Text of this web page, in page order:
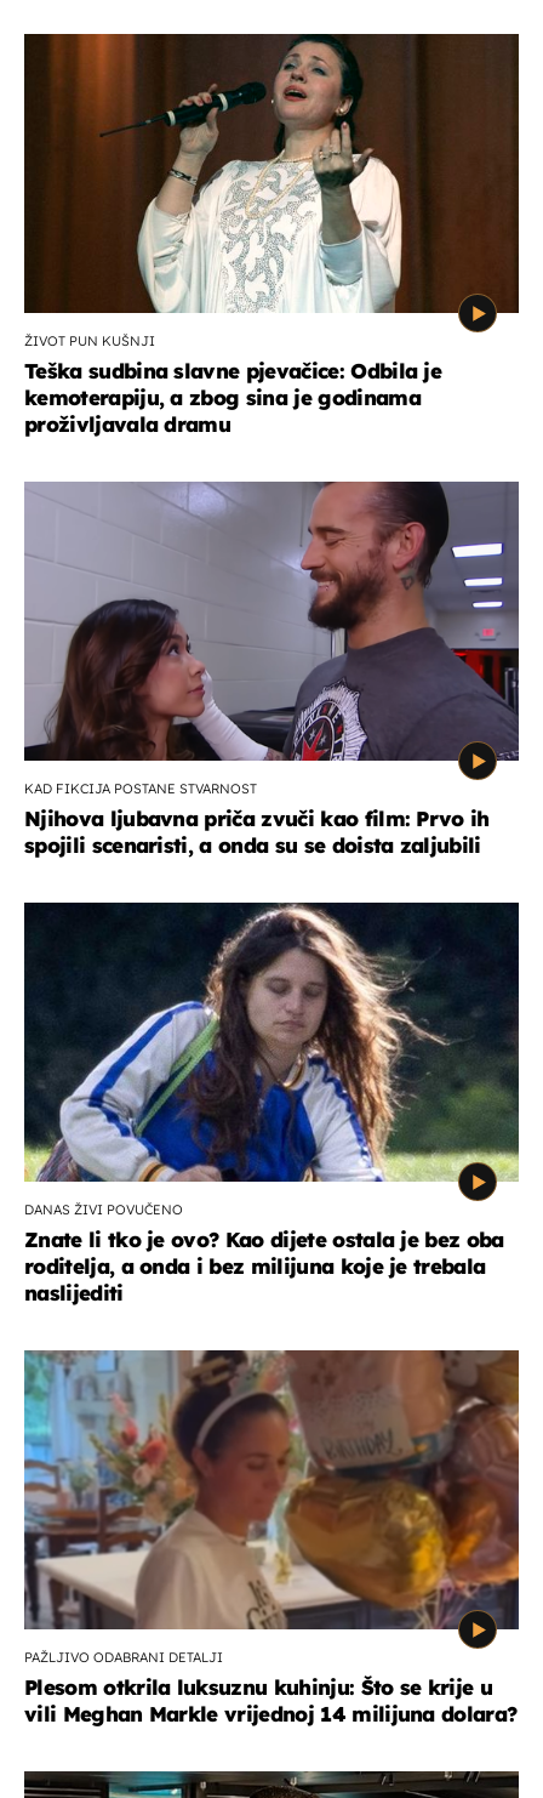
ŽIVOT PUN KUŠNJI
Teška sudbina slavne pjevačice: Odbila je
kemoterapiju, a zbog sina je godinama
proživljavala dramu
KAD FIKCIJA POSTANE STVARNOST
Njihova ljubavna priča zvuči kao film: Prvo ih
spojili scenaristi, a onda su se doista zaljubili
DANAS ŽIVI POVUČENO
Znate li tko je ovo? Kao dijete ostala je bez oba
roditelja, a onda i bez milijuna koje je trebala
naslijediti
PAŽLJIVO ODABRANI DETALJI
Plesom otkrila luksuznu kuhinju: Što se krije u
vili Meghan Markle vrijednoj 14 milijuna dolara?